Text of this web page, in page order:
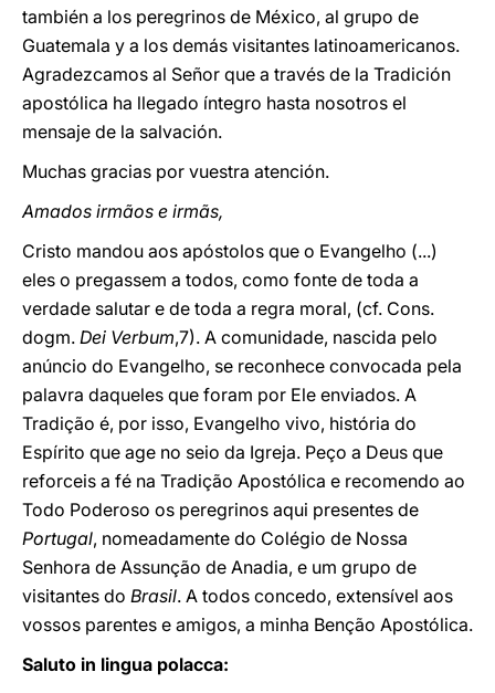
también a los peregrinos de México, al grupo de
Guatemala y a los demás visitantes latinoamericanos.
Agradezcamos al Señor que a través de la Tradición
apostólica ha llegado íntegro hasta nosotros el
mensaje de la salvación.
Muchas gracias por vuestra atención.
Amados irmãos e irmãs,
Cristo mandou aos apóstolos que o Evangelho (...)
eles o pregassem a todos, como fonte de toda a
verdade salutar e de toda a regra moral, (cf. Cons.
dogm. Dei Verbum,7). A comunidade, nascida pelo
anúncio do Evangelho, se reconhece convocada pela
palavra daqueles que foram por Ele enviados. A
Tradição é, por isso, Evangelho vivo, história do
Espírito que age no seio da Igreja. Peço a Deus que
reforceis a fé na Tradição Apostólica e recomendo ao
Todo Poderoso os peregrinos aqui presentes de
Portugal, nomeadamente do Colégio de Nossa
Senhora de Assunção de Anadia, e um grupo de
visitantes do Brasil. A todos concedo, extensível aos
vossos parentes e amigos, a minha Benção Apostólica.
Saluto in lingua polacca: